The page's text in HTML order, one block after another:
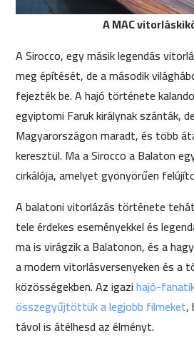
A MAC
A Sirocco, egy másik legendás
meg építését, de a második
fejezték be. A hajó története
egyiptomi Faruk királynak szánták,
Magyarországon maradt, és több
keresztül. Ma a Sirocco a Balaton
cirkálója, amelyet gyönyörűen
A balatoni vitorlázás története
tele érdekes eseményekkel és
ma is virágzik a Balatonon, és a
a modern vitorlásversenyeken és a
közösségekben. Az igazihajó-
összegyűjtöttük a legjobb filmeket,
távol is átélhesd az élményt.